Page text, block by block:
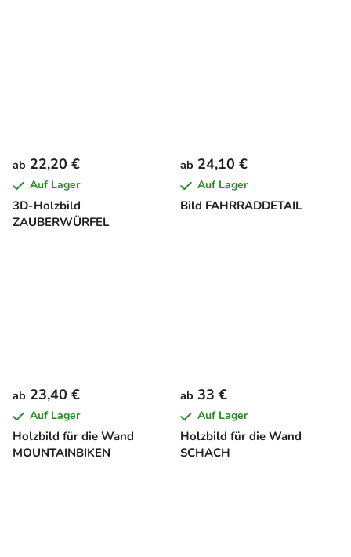
3D-Holzbild
ZAUBERWÜRFEL
ab 22,20 €
Auf Lager
Bild FAHRRADDETAIL
ab 24,10 €
Auf Lager
Holzbild für die Wand
MOUNTAINBIKEN
ab 23,40 €
Auf Lager
Holzbild für die Wand
SCHACH
ab 33 €
Auf Lager